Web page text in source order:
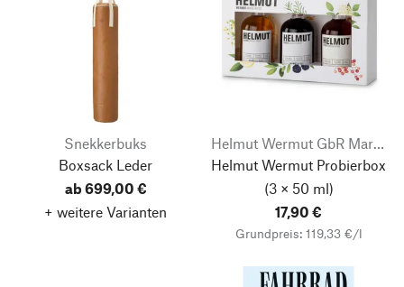
Snekkerbuks
Boxsack Leder
ab 699,00 €
+ weitere Varianten
Helmut Wermut Probierbox
(3 × 50 ml)
17,90 €
Grundpreis: 119,33 €/l